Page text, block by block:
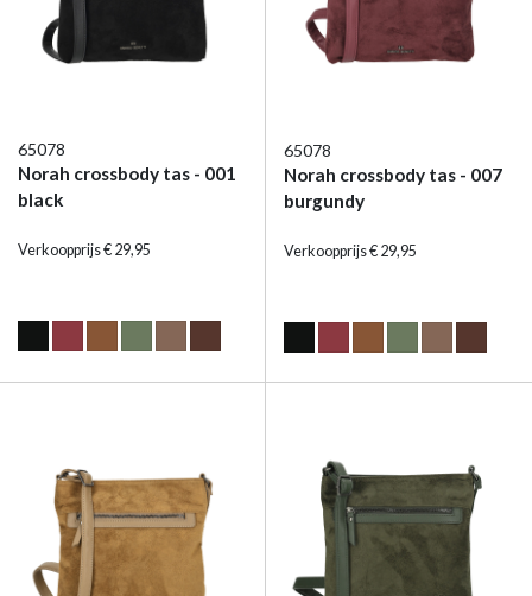
65078
Norah crossbody tas - 001
black
Verkoopprijs € 29,95
65078
Norah crossbody tas - 007
burgundy
Verkoopprijs € 29,95